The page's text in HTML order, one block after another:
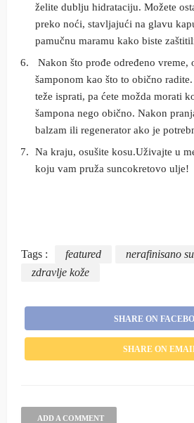
želite dublju hidrataciju. Možete
preko noći, stavljajući na glavu
pamučnu maramu kako biste
Nakon što prođe određeno vreme,
šamponom kao što to obično
teže isprati, pa ćete možda morati
šampona nego obično. Nakon
balzam ili regenerator ako je
Na kraju, osušite kosu.Uživajte u
koju vam pruža suncokretovo ulje!
Tags : featured
nerafinisano
zdravlje kože
SHARE ON
SHARE ON
ADD A COMMENT